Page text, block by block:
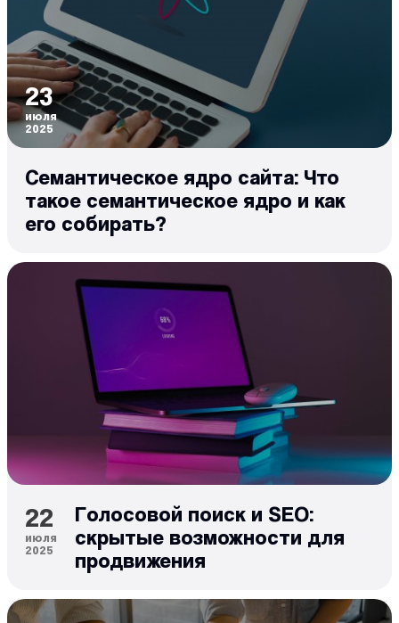
23
июля
2025
Семантическое ядро сайта: Что
такое семантическое ядро и как
его собирать?
22
июля
2025
Голосовой поиск и SEO:
скрытые возможности для
продвижения